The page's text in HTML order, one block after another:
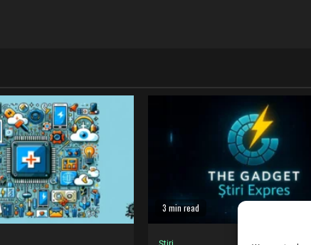
3 min read